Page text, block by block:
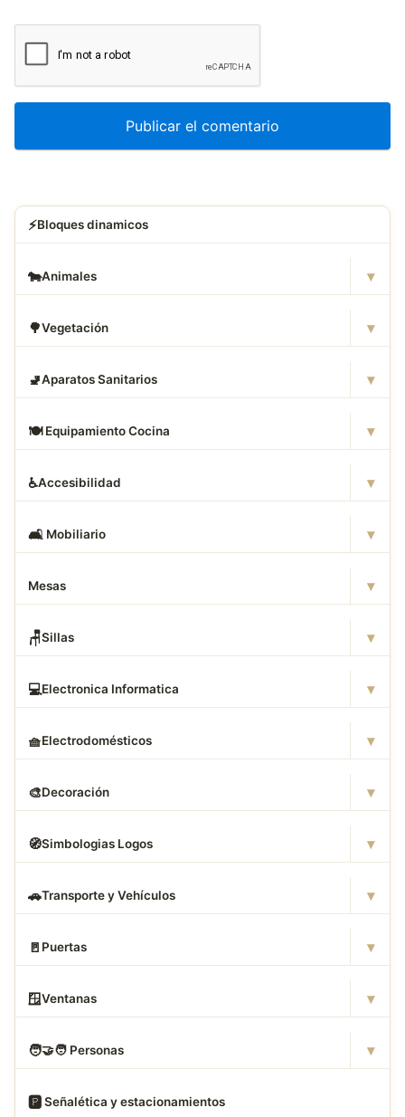
⚡Bloques dinamicos
🐄Animales ▾
🌳Vegetación ▾
🚽Aparatos Sanitarios ▾
🍽️ Equipamiento Cocina ▾
♿Accesibilidad ▾
🛋 ️ Mobiliario ▾
Mesas ▾
🪑Sillas ▾
💻Electronica Informatica ▾
🧺Electrodomésticos ▾
🎨Decoración ▾
🧭Simbologias Logos ▾
🚗Transporte y Vehículos ▾
🚪 Puertas ▾
🪟Ventanas ▾
🧑‍🤝‍🧑 Personas ▾
🅿️ Señalética y estacionamientos